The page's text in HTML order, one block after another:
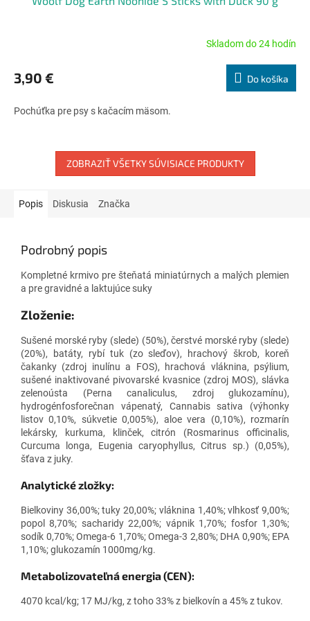
produktu
je
z
Skladom do 24 hodín
3,90 € Do košíka
Pochúťka pre psy s kačacím mäsom.
ZOBRAZIŤ VŠETKY SÚVISIACE PRODUKTY
Popis Diskusia Značka
Podrobný popis
Kompletné krmivo pre šteňatá miniatúrnych a malých plemien
a pre gravidné a laktujúce suky
Zloženie:
Sušené morské ryby (slede) (50%), čerstvé morské ryby (slede)
(20%), batáty, rybí tuk (zo sleďov), hrachový škrob, koreň
čakanky (zdroj inulínu a FOS), hrachová vláknina, psýlium,
sušené inaktivované pivovarské kvasnice (zdroj MOS), slávka
zelenoústa (Perna canaliculus, zdroj glukozamínu),
hydrogénfosforečnan vápenatý, Cannabis sativa (výhonky
listov 0,10%, súkvetie 0,005%), aloe vera (0,10%), rozmarín
lekársky, kurkuma, klinček, citrón (Rosmarinus officinalis,
Curcuma longa, Eugenia caryophyllus, Citrus sp.) (0,05%),
šťava z juky.
Analytické zložky:
Bielkoviny 36,00%; tuky 20,00%; vláknina 1,40%; vlhkosť 9,00%;
popol 8,70%; sacharidy 22,00%; vápnik 1,70%; fosfor 1,30%;
sodík 0,70%; Omega-6 1,70%; Omega-3 2,80%; DHA 0,90%; EPA
1,10%; glukozamín 1000mg/kg.
Metabolizovateľná energia (CEN):
4070 kcal/kg; 17 MJ/kg, z toho 33% z bielkovín a 45% z tukov.